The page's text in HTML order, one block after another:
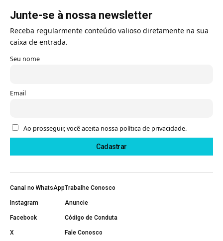
Junte-se à nossa newsletter
Receba regularmente conteúdo valioso diretamente na sua
caixa de entrada.
Seu nome
Email
Ao prosseguir, você aceita nossa política de privacidade.
Canal no WhatsApp
Instagram
Facebook
X
Trabalhe Conosco
Anuncie
Código de Conduta
Fale Conosco